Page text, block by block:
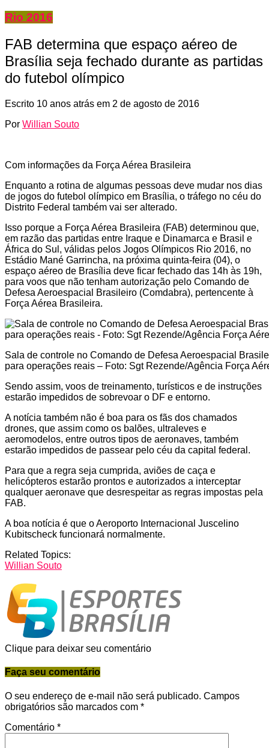
Rio 2016
FAB determina que espaço aéreo de
Brasília seja fechado durante as partidas
do futebol olímpico
Escrito 10 anos atrás em 2 de agosto de 2016
Por Willian Souto
Com informações da Força Aérea Brasileira
Enquanto a rotina de algumas pessoas deve mudar nos dias
de jogos do futebol olímpico em Brasília, o tráfego no céu do
Distrito Federal também vai ser alterado.
Isso porque a Força Aérea Brasileira (FAB) determinou que,
em razão das partidas entre Iraque e Dinamarca e Brasil e
África do Sul, válidas pelos Jogos Olímpicos Rio 2016, no
Estádio Mané Garrincha, na próxima quinta-feira (04), o
espaço aéreo de Brasília deve ficar fechado das 14h às 19h,
para voos que não tenham autorização pelo Comando de
Defesa Aeroespacial Brasileiro (Comdabra), pertencente à
Força Aérea Brasileira.
Sala de controle no Comando de Defesa Aeroespacial
para operações reais – Foto: Sgt Rezende/Agência Força
Sendo assim, voos de treinamento, turísticos e de instruções
estarão impedidos de sobrevoar o DF e entorno.
A notícia também não é boa para os fãs dos chamados
drones, que assim como os balões, ultraleves e
aeromodelos, entre outros tipos de aeronaves, também
estarão impedidos de passear pelo céu da capital federal.
Para que a regra seja cumprida, aviões de caça e
helicópteros estarão prontos e autorizados a interceptar
qualquer aeronave que desrespeitar as regras impostas pela
FAB.
A boa notícia é que o Aeroporto Internacional Juscelino
Kubitscheck funcionará normalmente.
Related Topics:
Willian Souto
Clique para deixar seu comentário
Faça seu comentário
O seu endereço de e-mail não será publicado. Campos
obrigatórios são marcados com *
Comentário *